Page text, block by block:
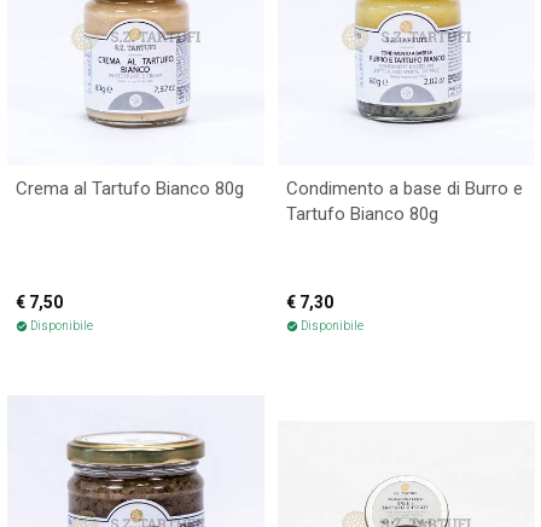
Crema al Tartufo Bianco 80g
€ 7,50
check_circle Disponibile
Condimento a base di Burro e
Tartufo Bianco 80g
€ 7,30
check_circle Disponibile